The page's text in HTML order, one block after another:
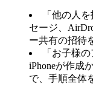
「他の人
セージ、
ー共有の招待
「お子様
iPhoneが作成
で、手順全体